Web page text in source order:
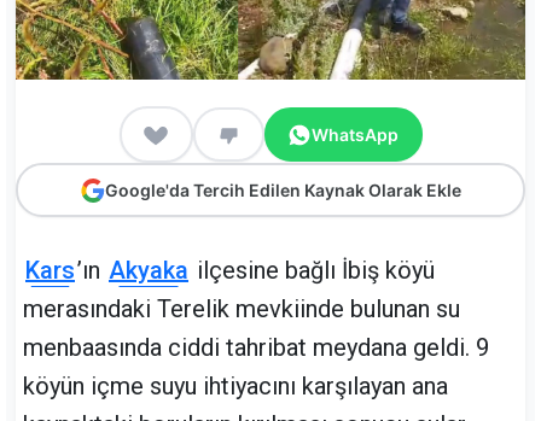
WhatsApp
Google'da Tercih Edilen Kaynak Olarak Ekle
Kars’ın Akyaka ilçesine bağlı İbiş köyü
merasındaki Terelik mevkiinde bulunan su
menbaasında ciddi tahribat meydana geldi. 9
köyün içme suyu ihtiyacını karşılayan ana